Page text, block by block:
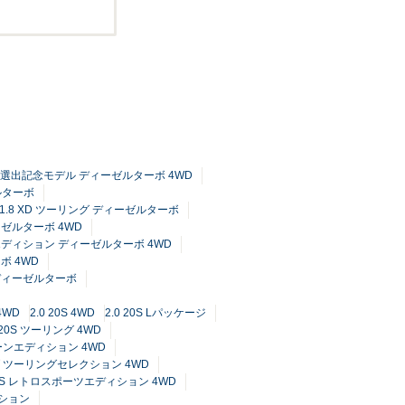
出記念モデル ディーゼルターボ 4WD
ーボ
1.8 XD ツーリング ディーゼルターボ
ルターボ 4WD
ィション ディーゼルターボ 4WD
4WD
ーゼルターボ
2.0 20S 4WD
2.0 20S Lパッケージ
ツーリング 4WD
エディション 4WD
ーリングセレクション 4WD
レトロスポーツエディション 4WD
ョン